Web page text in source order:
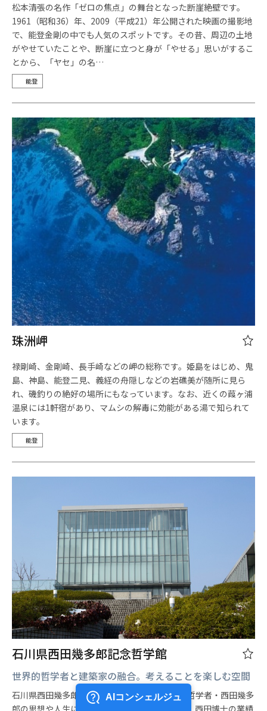
松本清張の名作「ゼロの焦点」の舞台となった断崖絶壁です。
1961（昭和36）年、2009（平成21）年公開された映画の撮影地
で、能登金剛の中でも人気のスポットです。その昔、周辺の土地
がやせていたことや、断崖に立つと身が「やせる」思いがするこ
とから、「ヤセ」の名…
能登
珠洲岬
禄剛崎、金剛崎、長手崎などの岬の総称です。姫島をはじめ、鬼
島、神島、能登二見、義経の舟隠しなどの岩礁美が随所に見ら
れ、磯釣りの絶好の場所にもなっています。なお、近くの葭ヶ浦
温泉には1軒宿があり、マムシの解毒に効能がある湯で知られて
います。
能登
石川県西田幾多郎記念哲学館
世界的哲学者と建築家の融合。考えることを楽しむ空間
石川県西田幾多郎記念哲学館は日本を代表する哲学者・西田幾多
郎の思想や人生にふれられる哲学の博物館です。西田博士の業績